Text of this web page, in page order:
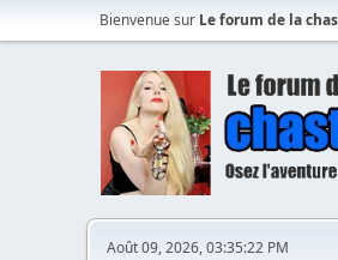
Bienvenue sur Le forum de la
Août 09, 2026, 03:35:22 PM